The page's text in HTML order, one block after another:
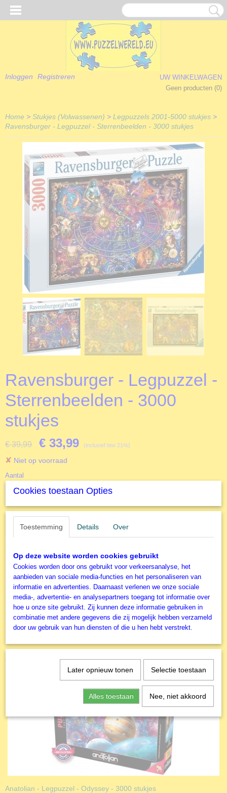
Inloggen Registreren
UW WINKELWAGEN
Geen producten (0)
Home > Stukjes (Volwassenen) > Legpuzzels 2001-5000 stukjes >
Ravensburger - Legpuzzel - Sterrenbeelden - 3000 stukjes
Ravensburger - Legpuzzel -
Sterrenbeelden - 3000
stukjes
€ 39,99 € 33,99 (inclusief btw 21%)
✘ Niet op voorraad
Aantal
IN WINKELWAGEN
Specificaties
Productcode
R167180
EAN code
4005556167180
Productcode leverancier
Ravensburger
Formaat gelegde puzzel
Omschrijving
3000 stukjes
Ook interessant
Anatolian - Legpuzzel - Odyssey - 3000 stukjes
Cookies toestaan Opties
Toestemming Details Over
Op deze website worden cookies gebruikt
Cookies worden door ons gebruikt voor verkeersanalyse, het
aanbieden van sociale media-functies en het personaliseren van
informatie en advertenties. Daarnaast verlenen we onze sociale
media-, advertentie- en analysepartners toegang tot informatie over
hoe u onze site gebruikt. Zij kunnen deze informatie gebruiken in
combinatie met andere gegevens die zij mogelijk hebben verzameld
door uw gebruik van hun diensten of die u hen hebt verstrekt.
Later opnieuw tonen Selectie toestaan
Alles toestaan Nee, niet akkoord